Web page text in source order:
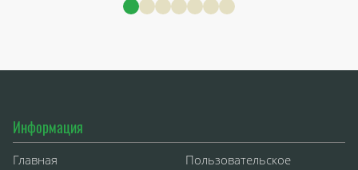
Информация
Главная
Пользовательское